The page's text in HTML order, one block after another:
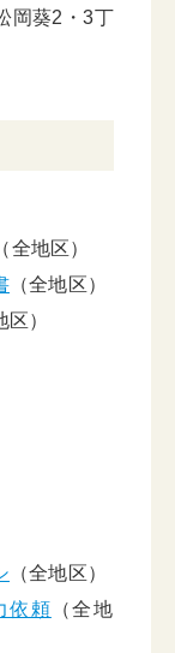
岡葵2・3丁
（全地区）
（全地区）
区）
（全地区）
依頼 （全地